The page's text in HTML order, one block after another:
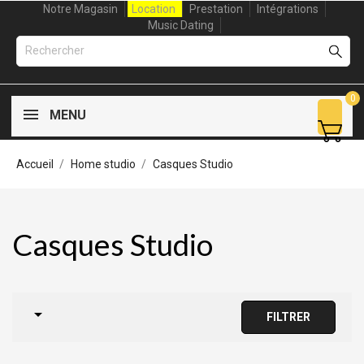
Notre Magasin Location Prestation
Intégrations
Music Dating
MENU
0
Accueil Home studio Casques Studio
Casques Studio
 FILTRER